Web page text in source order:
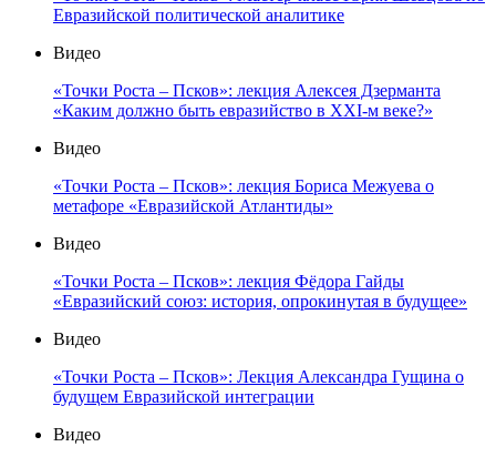
Евразийской политической аналитике
Видео
«Точки Роста – Псков»: лекция Алексея Дзерманта
«Каким должно быть евразийство в XXI-м веке?»
Видео
«Точки Роста – Псков»: лекция Бориса Межуева о
метафоре «Евразийской Атлантиды»
Видео
«Точки Роста – Псков»: лекция Фёдора Гайды
«Евразийский союз: история, опрокинутая в будущее»
Видео
«Точки Роста – Псков»: Лекция Александра Гущина о
будущем Евразийской интеграции
Видео